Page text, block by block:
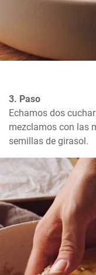
3. Paso
Echamos dos
mezclamos con las
semillas de girasol.